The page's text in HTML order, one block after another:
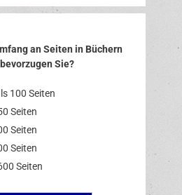
an Seiten in Büchern
bevorzugen Sie?
100 Seiten
Seiten
Seiten
Seiten
Seiten